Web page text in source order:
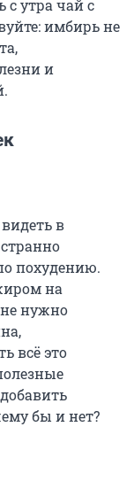
с утра чай с
имбирь не
и
в
похудению.
на
не нужно
всё это
бы и нет?